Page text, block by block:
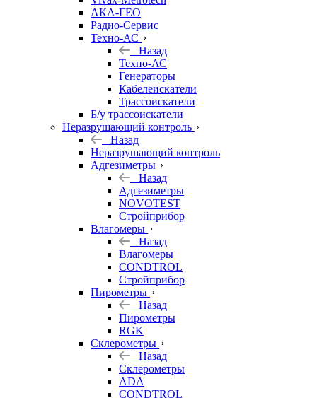
АКА-ГЕО
Радио-Сервис
Техно-АС
Назад
Техно-АС
Генераторы
Кабелеискатели
Трассоискатели
Б/у трассоискатели
Неразрушающий контроль
Назад
Неразрушающий контроль
Адгезиметры
Назад
Адгезиметры
NOVOTEST
Стройприбор
Влагомеры
Назад
Влагомеры
CONDTROL
Стройприбор
Пирометры
Назад
Пирометры
RGK
Склерометры
Назад
Склерометры
ADA
CONDTROL